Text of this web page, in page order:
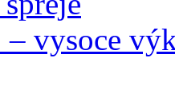
vysoce